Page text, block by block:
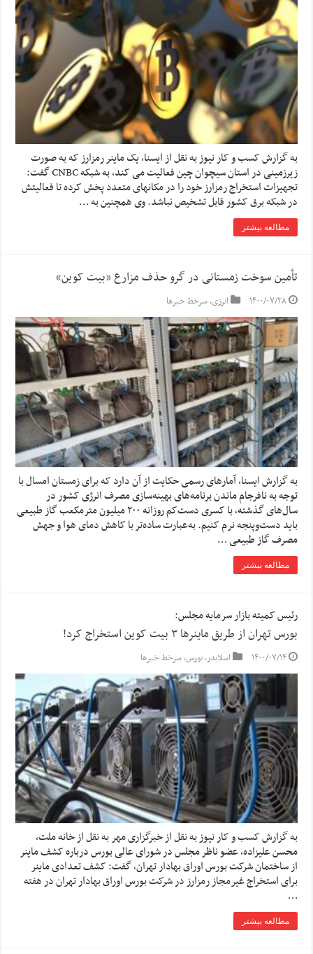
به گزارش کسب و کار نیوز به نقل از ایسنا، یک ماینر رمزارز که به صورت
زیرزمینی در استان سیچوان چین فعالیت می کند، به شبکه CNBC گفت:
تجهیزات استخراج رمزارز خود را در مکانهای متعدد پخش کرده تا فعالیتش
در شبکه برق کشور قابل تشخیص نباشد. وی همچنین به …
مطالعه بیشتر
تأمین سوخت زمستانی در گرو حذف مزارع «بیت کوین»
۱۴۰۰/۰۷/۲۸ انرژی,سرخط خبرها
به گزارش ایسنا، آمارهای رسمی حکایت از آن دارد که برای زمستان امسال با
توجه به نافرجام ماندن برنامه‌های بهینه‌سازی مصرف انرژی کشور در
سال‌های گذشته، با کسری دست‌کم روزانه ۲۰۰ میلیون مترمکعب گاز طبیعی
باید دست‌وپنجه نرم کنیم. به‌عبارت ساده‌تر با کاهش دمای هوا و جهش
مصرف گاز طبیعی …
مطالعه بیشتر
رئیس کمیته بازار سرمایه مجلس:
بورس تهران از طریق ماینرها ۳ بیت کوین استخراج کرد!
۱۴۰۰/۰۷/۱۴ اسلایدر,بورس,سرخط خبرها
به گزارش کسب و کار نیوز به نقل از خبرگزاری مهر به نقل از خانه ملت،
محسن علیزاده، عضو ناظر مجلس در شورای عالی بورس درباره کشف ماینر
از ساختمان شرکت بورس اوراق بهادار تهران، گفت: کشف تعدادی ماینر
برای استخراج غیرمجاز رمزارز در شرکت بورس اوراق بهادار تهران در هفته
…
مطالعه بیشتر